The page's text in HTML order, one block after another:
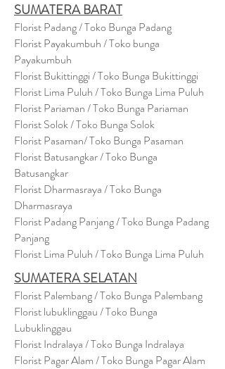
SUMATERA BARAT
Florist Padang / Toko Bunga Padang
Florist Payakumbuh / Toko bunga
Payakumbuh
Florist Bukittinggi / Toko Bunga Bukittinggi
Florist Lima Puluh / Toko Bunga Lima Puluh
Florist Pariaman / Toko Bunga Pariaman
Florist Solok / Toko Bunga Solok
Florist Pasaman/ Toko Bunga Pasaman
Florist Batusangkar / Toko Bunga
Batusangkar
Florist Dharmasraya / Toko Bunga
Dharmasraya
Florist Padang Panjang / Toko Bunga Padang
Panjang
Florist Lima Puluh / Toko Bunga Lima Puluh
SUMATERA SELATAN
Florist Palembang / Toko Bunga Palembang
Florist lubuklinggau / Toko Bunga
Lubuklinggau
Florist Indralaya / Toko Bunga Indralaya
Florist Pagar Alam / Toko Bunga Pagar Alam